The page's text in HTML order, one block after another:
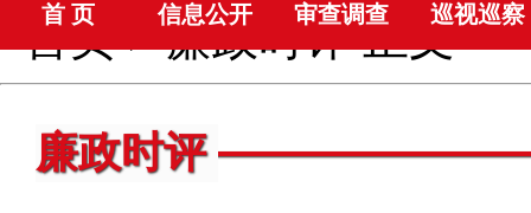
首 页 信息公开 审查调查 巡视巡察
首页>廉政时评 正文
廉政时评